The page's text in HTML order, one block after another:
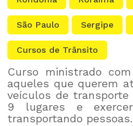
São Paulo Sergipe
Cursos de Trânsito
Curso ministrado
aqueles que querem
veículos de transporte
9 lugares e exercer
transportando pessoas.